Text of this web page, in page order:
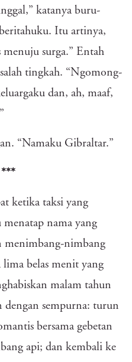
katanya buru-
Itu artinya,
menuju surga.” Entah
tingkah. “Ngomong-
dan, ah, maaf,
“Namaku Gibraltar.”
***
ketika taksi yang
nama yang
menimbang-nimbang
lima belas menit yang
malam tahun
dengan sempurna: turun
bersama gebetan
api; dan kembali ke